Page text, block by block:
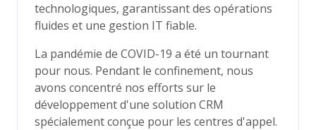
technologiques, garantissant des opérations
fluides et une gestion IT fiable.
La pandémie de COVID-19 a été un tournant
pour nous. Pendant le confinement, nous
avons concentré nos efforts sur le
développement d'une solution CRM
spécialement conçue pour les centres d'appel.